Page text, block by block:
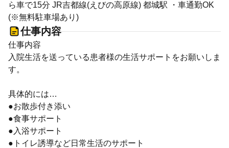
ら車で15分 JR吉都線(えびの高原線) 都城駅 ・車通勤OK
(※無料駐車場あり)
仕事内容
仕事内容
入院生活を送っている患者様の生活サポートをお願いしま
す。
具体的には…
●お散歩付き添い
●食事サポート
●入浴サポート
●トイレ誘導など日常生活のサポート